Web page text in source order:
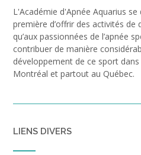
L'Académie d'Apnée Aquarius
première d’offrir des activités
qu’aux passionnées de l’apnée
contribuer de manière
développement de ce sport
Montréal et partout au Québec.
LIENS DIVERS